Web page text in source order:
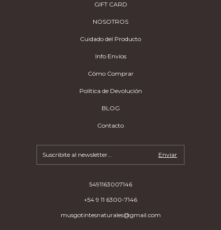
GIFT CARD
NOSOTROS
Cuidado del Producto
Info Envíos
Cómo Comprar
Política de Devolución
BLOG
Contacto
5491163007146
+54 9 11 6300-7146
musgotintesnaturales@gmail.com